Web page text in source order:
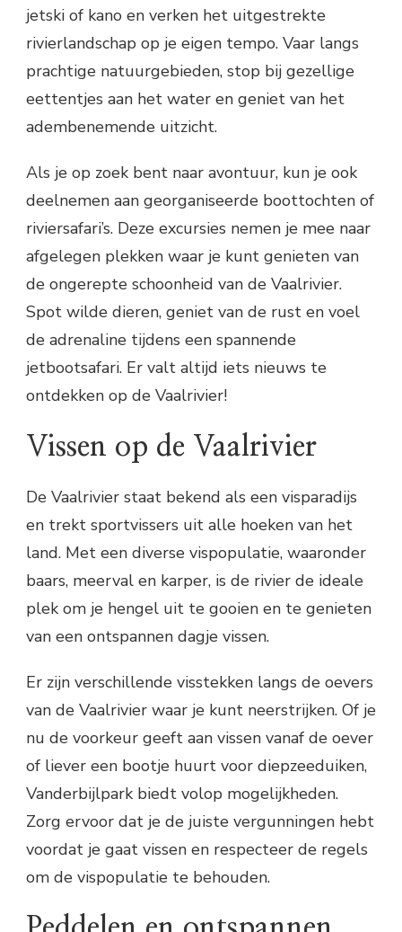
jetski of kano en verken het uitgestrekte
rivierlandschap op je eigen tempo. Vaar langs
prachtige natuurgebieden, stop bij gezellige
eettentjes aan het water en geniet van het
adembenemende uitzicht.
Als je op zoek bent naar avontuur, kun je ook
deelnemen aan georganiseerde boottochten of
riviersafari’s. Deze excursies nemen je mee naar
afgelegen plekken waar je kunt genieten van
de ongerepte schoonheid van de Vaalrivier.
Spot wilde dieren, geniet van de rust en voel
de adrenaline tijdens een spannende
jetbootsafari. Er valt altijd iets nieuws te
ontdekken op de Vaalrivier!
Vissen op de Vaalrivier
De Vaalrivier staat bekend als een visparadijs
en trekt sportvissers uit alle hoeken van het
land. Met een diverse vispopulatie, waaronder
baars, meerval en karper, is de rivier de ideale
plek om je hengel uit te gooien en te genieten
van een ontspannen dagje vissen.
Er zijn verschillende visstekken langs de oevers
van de Vaalrivier waar je kunt neerstrijken. Of je
nu de voorkeur geeft aan vissen vanaf de oever
of liever een bootje huurt voor diepzeeduiken,
Vanderbijlpark biedt volop mogelijkheden.
Zorg ervoor dat je de juiste vergunningen hebt
voordat je gaat vissen en respecteer de regels
om de vispopulatie te behouden.